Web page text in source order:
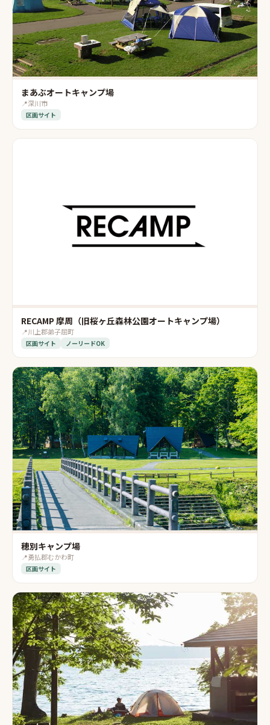
まあぶオートキャンプ場
📍深川市
区画サイト
RECAMP 摩周（旧桜ヶ丘森林公園オートキャンプ場）
📍川上郡弟子屈町
区画サイト ノーリードOK
穂別キャンプ場
📍勇払郡むかわ町
区画サイト